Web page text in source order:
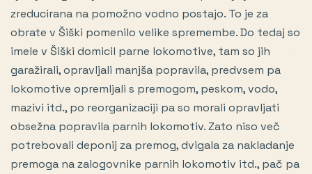
zreducirana na pomožno vodno postajo. To je za
obrate v Šiški pomenilo velike spremembe. Do tedaj so
imele v Šiški domicil parne lokomotive, tam so jih
garažirali, opravljali manjša popravila, predvsem pa
lokomotive opremljali s premogom, peskom, vodo,
mazivi itd., po reorganizaciji pa so morali opravljati
obsežna popravila parnih lokomotiv. Zato niso več
potrebovali deponij za premog, dvigala za nakladanje
premoga na zalogovnike parnih lokomotiv itd., pač pa